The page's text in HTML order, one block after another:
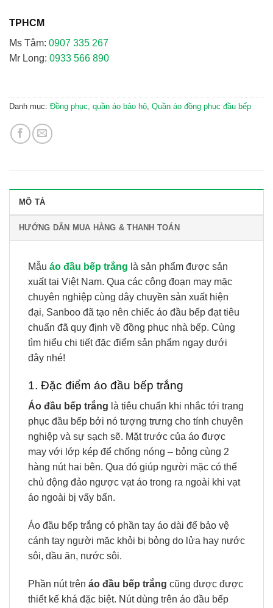
TPHCM
Ms Tâm: 0907 335 267
Mr Long: 0933 566 890
Danh mục: Đồng phục, quần áo bảo hộ Quần áo đồng phục đầu bếp
MÔ TẢ
HƯỚNG DẪN MUA HÀNG & THANH TOÁN
Mẫu áo đầu bếp trắng là sản phẩm được sản
xuất tại Việt Nam. Qua các công đoạn may mặc
chuyên nghiệp cùng dây chuyền sản xuất hiện
đại, Sanboo đã tạo nên chiếc áo đầu bếp đạt tiêu
chuẩn đã quy định về đồng phục nhà bếp. Cùng
tìm hiểu chi tiết đặc điểm sản phẩm ngay dưới
đây nhé!
1. Đặc điểm áo đầu bếp trắng
Áo đầu bếp trắng là tiêu chuẩn khi nhắc tới trang
phục đầu bếp bởi nó tượng trưng cho tính chuyên
nghiệp và sự sạch sẽ. Mặt trước của áo được
may với lớp kép để chống nóng – bỏng cùng 2
hàng nút hai bên. Qua đó giúp người mặc có thể
chủ động đảo ngược vạt áo trong ra ngoài khi vạt
áo ngoài bị vấy bẩn.
Áo đầu bếp trắng có phần tay áo dài để bảo vệ
cánh tay người mặc khỏi bị bỏng do lửa hay nước
sôi, dầu ăn, nước sôi.
Phần nút trên áo đầu bếp trắng cũng được được
thiết kế khá đặc biệt. Nút dùng trên áo đầu bếp